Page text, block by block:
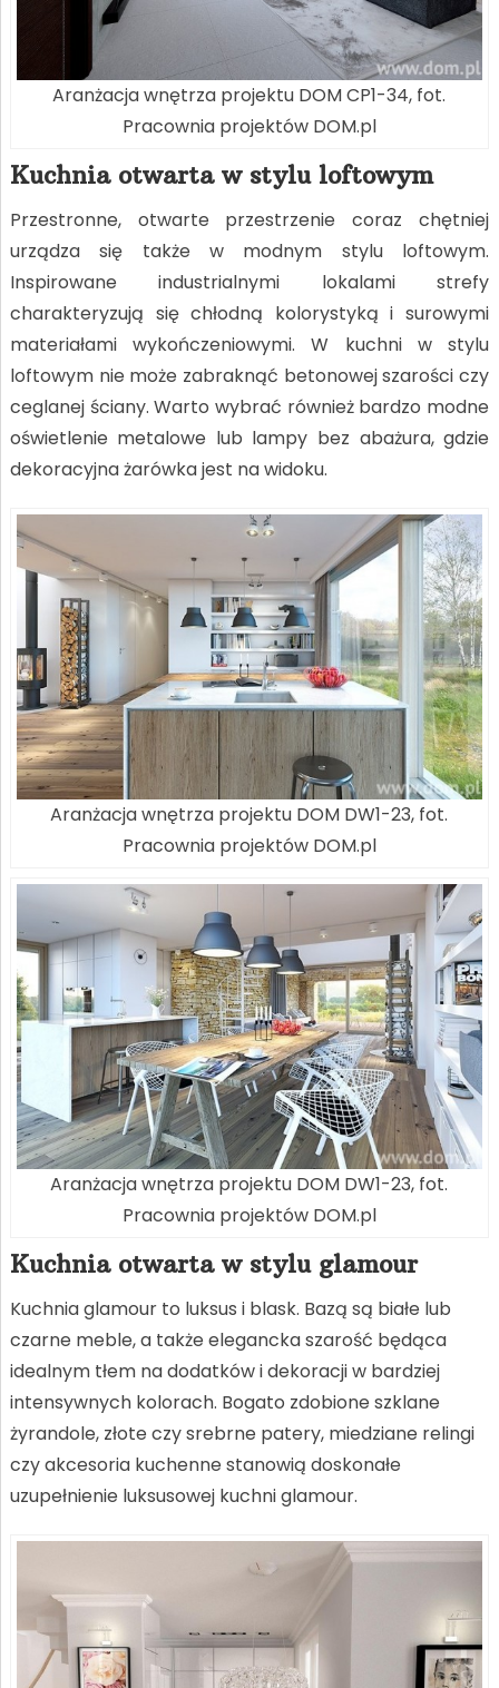
Aranżacja wnętrza projektu DOM CP1-34, fot.
Pracownia projektów DOM.pl
Kuchnia otwarta w stylu loftowym
Przestronne, otwarte przestrzenie coraz chętniej
urządza się także w modnym stylu loftowym.
Inspirowane industrialnymi lokalami strefy
charakteryzują się chłodną kolorystyką i surowymi
materiałami wykończeniowymi. W kuchni w stylu
loftowym nie może zabraknąć betonowej szarości czy
ceglanej ściany. Warto wybrać również bardzo modne
oświetlenie metalowe lub lampy bez abażura, gdzie
dekoracyjna żarówka jest na widoku.
Aranżacja wnętrza projektu DOM DW1-23, fot.
Pracownia projektów DOM.pl
Aranżacja wnętrza projektu DOM DW1-23, fot.
Pracownia projektów DOM.pl
Kuchnia otwarta w stylu glamour
Kuchnia glamour to luksus i blask. Bazą są białe lub
czarne meble, a także elegancka szarość będąca
idealnym tłem na dodatków i dekoracji w bardziej
intensywnych kolorach. Bogato zdobione szklane
żyrandole, złote czy srebrne patery, miedziane relingi
czy akcesoria kuchenne stanowią doskonałe
uzupełnienie luksusowej kuchni glamour.